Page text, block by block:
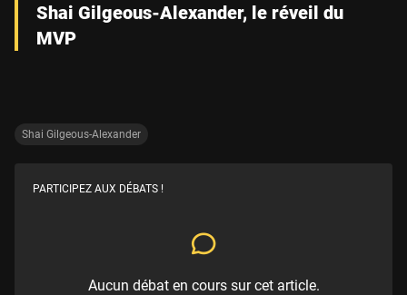
Shai Gilgeous-Alexander, le réveil du
MVP
Shai Gilgeous-Alexander
PARTICIPEZ AUX DÉBATS !
Aucun débat en cours sur cet article.